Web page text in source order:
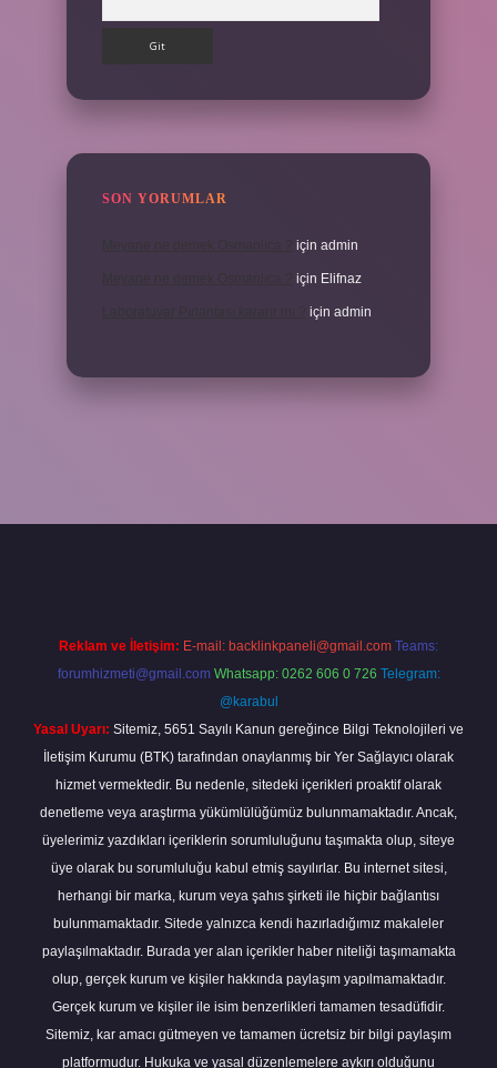
SON YORUMLAR
için admin
için Elifnaz
için admin
Reklam ve İletişim: E-mail: backlinkpaneli@gmail.com Teams:
forumhizmeti@gmail.com Whatsapp: 0262 606 0 726 Telegram:
@karabul
Yasal Uyarı: Sitemiz, 5651 Sayılı Kanun gereğince Bilgi Teknolojileri ve
İletişim Kurumu (BTK) tarafından onaylanmış bir Yer Sağlayıcı olarak
hizmet vermektedir. Bu nedenle, sitedeki içerikleri proaktif olarak
denetleme veya araştırma yükümlülüğümüz bulunmamaktadır. Ancak,
üyelerimiz yazdıkları içeriklerin sorumluluğunu taşımakta olup, siteye
üye olarak bu sorumluluğu kabul etmiş sayılırlar. Bu internet sitesi,
herhangi bir marka, kurum veya şahıs şirketi ile hiçbir bağlantısı
bulunmamaktadır. Sitede yalnızca kendi hazırladığımız makaleler
paylaşılmaktadır. Burada yer alan içerikler haber niteliği taşımamakta
olup, gerçek kurum ve kişiler hakkında paylaşım yapılmamaktadır.
Gerçek kurum ve kişiler ile isim benzerlikleri tamamen tesadüfidir.
Sitemiz, kar amacı gütmeyen ve tamamen ücretsiz bir bilgi paylaşım
platformudur. Hukuka ve yasal düzenlemelere aykırı olduğunu